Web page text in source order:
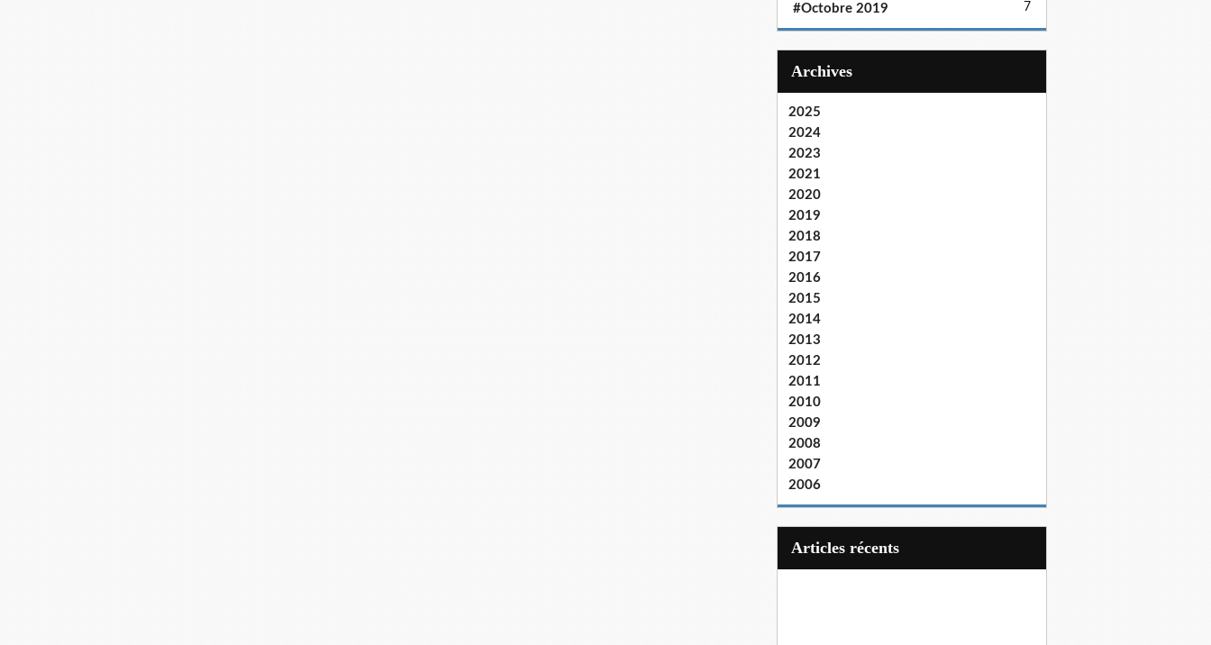
#Octobre 2019 7
Archives
2025
2024
2023
2021
2020
2019
2018
2017
2016
2015
2014
2013
2012
2011
2010
2009
2008
2007
2006
articles récents